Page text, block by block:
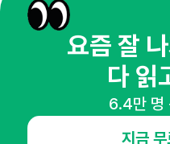
매주 화요일 아침,
마케팅 감각을 깨워 드
65,043명의 마케터를 성장시키는 뉴
요즘 잘
다 읽
6.4만 명
지금 무